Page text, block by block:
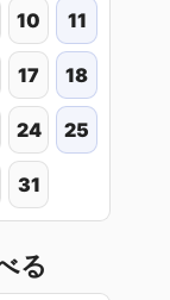
10 11
17 18
24 25
31
る